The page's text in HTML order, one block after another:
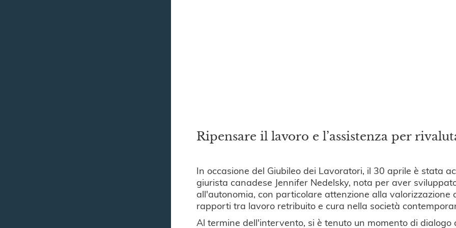
Ripensare il lavoro e l’assistenza per
In occasione del Giubileo dei Lavoratori, il 30 aprile è stata
giurista canadese Jennifer Nedelsky, nota per aver
all'autonomia, con particolare attenzione alla
rapporti tra lavoro retribuito e cura nella società
Al termine dell'intervento, si è tenuto un momento di